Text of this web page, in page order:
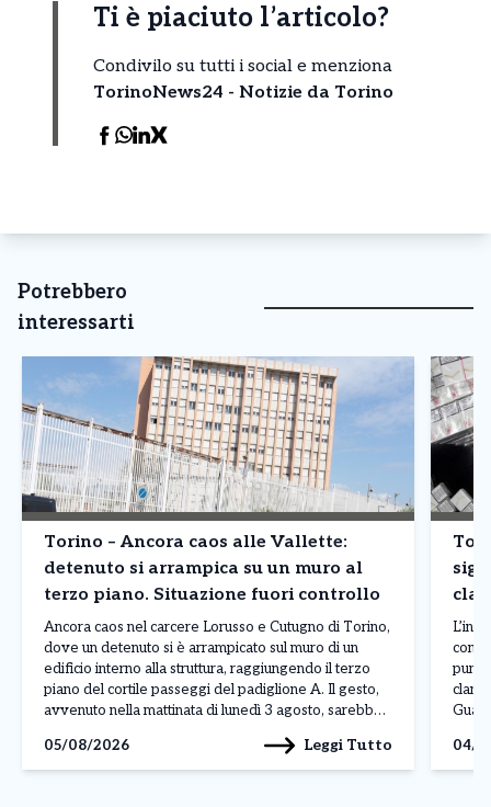
Ti è piaciuto l’articolo?
Condivilo su tutti i social e menziona
TorinoNews24 - Notizie da Torino
Potrebbero
interessarti
Torino – Ancora caos alle Vallette:
detenuto si arrampica su un muro al
terzo piano. Situazione fuori controllo
Ancora caos nel carcere Lorusso e Cutugno di Torino,
dove un detenuto si è arrampicato sul muro di un
edificio interno alla struttura, raggiungendo il terzo
piano del cortile passeggi del padiglione A. Il gesto,
avvenuto nella mattinata di lunedì 3 agosto, sarebbe
ancora stati […]
05/08/2026 Leggi Tutto 04/